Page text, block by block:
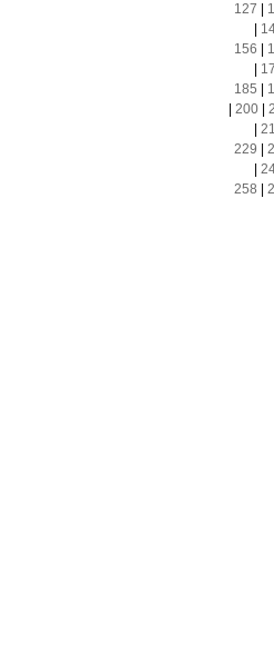
127
156
185
200|
229
258